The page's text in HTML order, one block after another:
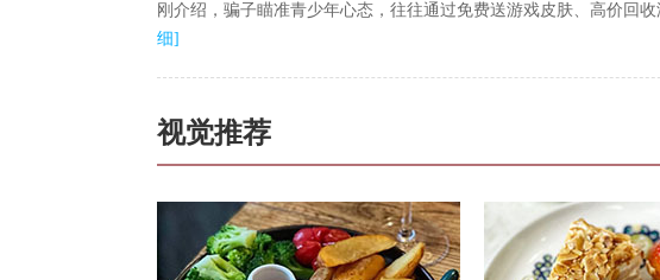
刚介绍，骗子瞄准青少年心态，往往通过免费送游戏皮肤、高价回
细]
视觉推荐